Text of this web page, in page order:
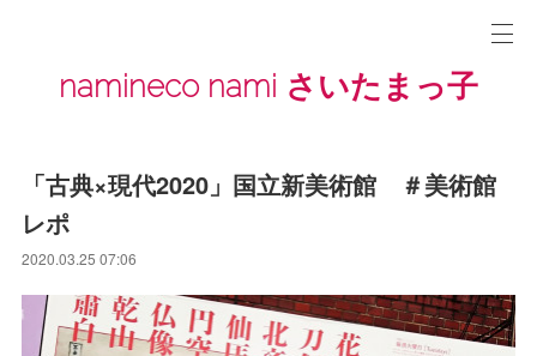
namineco nami さいたまっ子
「古典×現代2020」国立新美術館 ＃美術館
レポ
2020.03.25 07:06